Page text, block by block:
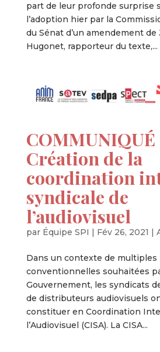
part de leur profonde surprise
l’adoption hier par la
du Sénat d’un amendement de
Hugonet, rapporteur du texte,...
COMMUNIQUÉ
Création de la
coordination
syndicale de
l’audiovisuel
par Équipe SPI | Fév 26, 2021 |
Dans un contexte de multiples
conventionnelles souhaitées
Gouvernement, les syndicats
de distributeurs audiovisuels
constituer en Coordination
l’Audiovisuel (CISA). La CISA...